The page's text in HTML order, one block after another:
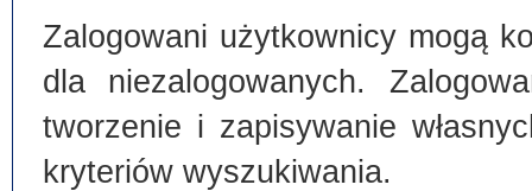
Zalogowani użytkownicy mogą
dla niezalogowanych.
tworzenie i zapisywanie
kryteriów wyszukiwania.